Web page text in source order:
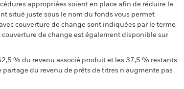
appropriées soient en place afin de réduire le
situé juste sous le nom du fonds vous permet
couverture de change sont indiquées par le terme
de change est également disponible sur
% du revenu associé produit et les 37,5 % restants
du revenu de prêts de titres n'augmente pas